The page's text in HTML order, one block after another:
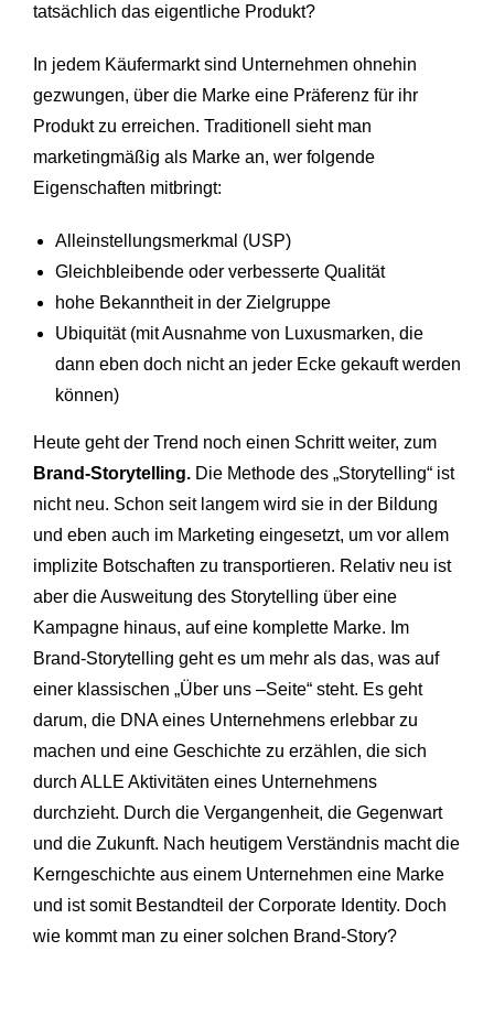
tatsächlich das eigentliche Produkt?
In jedem Käufermarkt sind Unternehmen ohnehin
gezwungen, über die Marke eine Präferenz für ihr
Produkt zu erreichen. Traditionell sieht man
marketingmäßig als Marke an, wer folgende
Eigenschaften mitbringt:
Alleinstellungsmerkmal (USP)
Gleichbleibende oder verbesserte Qualität
hohe Bekanntheit in der Zielgruppe
Ubiquität (mit Ausnahme von Luxusmarken, die
dann eben doch nicht an jeder Ecke gekauft werden
können)
Heute geht der Trend noch einen Schritt weiter, zum
Brand-Storytelling. Die Methode des „Storytelling“ ist
nicht neu. Schon seit langem wird sie in der Bildung
und eben auch im Marketing eingesetzt, um vor allem
implizite Botschaften zu transportieren. Relativ neu ist
aber die Ausweitung des Storytelling über eine
Kampagne hinaus, auf eine komplette Marke. Im
Brand-Storytelling geht es um mehr als das, was auf
einer klassischen „Über uns –Seite“ steht. Es geht
darum, die DNA eines Unternehmens erlebbar zu
machen und eine Geschichte zu erzählen, die sich
durch ALLE Aktivitäten eines Unternehmens
durchzieht. Durch die Vergangenheit, die Gegenwart
und die Zukunft. Nach heutigem Verständnis macht die
Kerngeschichte aus einem Unternehmen eine Marke
und ist somit Bestandteil der Corporate Identity. Doch
wie kommt man zu einer solchen Brand-Story?